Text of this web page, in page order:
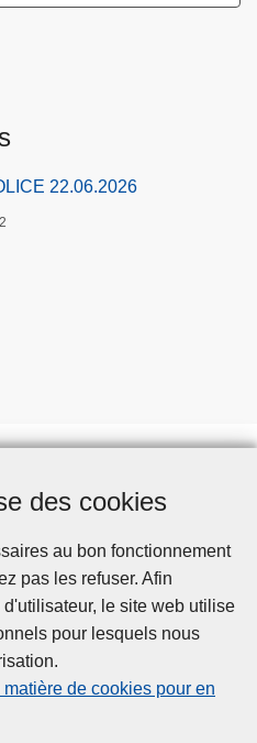
des cookies
au bon fonctionnement
pas les refuser. Afin
le site web utilise
pour lesquels nous
de cookies pour en
22.06.2026